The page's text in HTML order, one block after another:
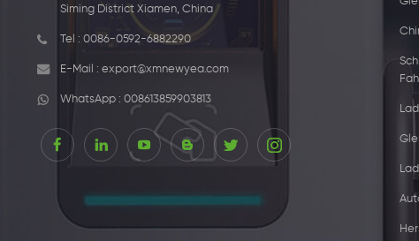
Siming District Xiamen, China
Tel : 0086-0592-6882290
E-Mail : export@xmnewyea.com
WhatsApp : 008613859903813